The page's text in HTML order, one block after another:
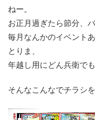
ねー。
お正月過ぎたら節分、
毎月なんかのイベント
とりま、
年越し用にどん兵衛で
そんなこんなでチラシ